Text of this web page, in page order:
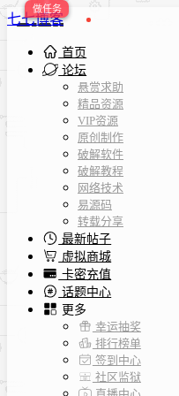
七七博客
首页
论坛
悬赏求助
精品资源
VIP资源
原创制作
破解软件
破解教程
网络技术
易源码
转载分享
最新帖子
虚拟商城
卡密充值
话题中心
更多
幸运抽奖
排行榜单
签到中心
社区监狱